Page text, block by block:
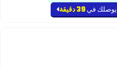
يوصلك في39 دقيقة